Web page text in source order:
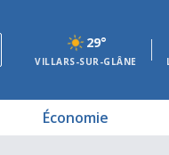
29°
VILLARS-SUR-GLÂNE
Économie